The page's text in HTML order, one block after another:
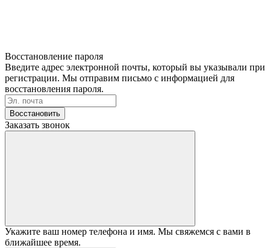
Восстановление пароля
Введите адрес электронной почты, который вы указывали при
регистрации. Мы отправим письмо с информацией для
восстановления пароля.
Восстановить
Заказать звонок
Укажите ваш номер телефона и имя. Мы свяжемся с вами в
ближайшее время.